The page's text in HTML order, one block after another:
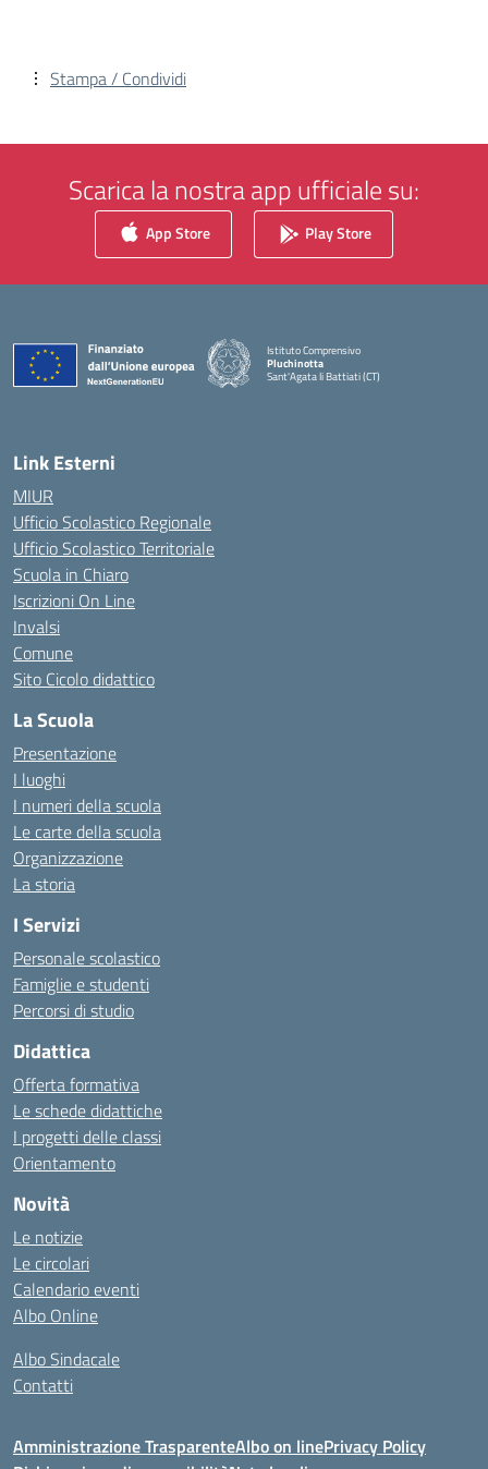
Stampa / Condividi
Scarica la nostra app ufficiale su:
App Store Play Store
Istituto Comprensivo
Pluchinotta
Sant'Agata li Battiati (CT)
— Visita la pagina iniziale della scuola
Link Esterni
MIUR
Ufficio Scolastico Regionale
Ufficio Scolastico Territoriale
Scuola in Chiaro
Iscrizioni On Line
Invalsi
Comune
Sito Cicolo didattico
La Scuola
Presentazione
I luoghi
I numeri della scuola
Le carte della scuola
Organizzazione
La storia
I Servizi
Personale scolastico
Famiglie e studenti
Percorsi di studio
Didattica
Offerta formativa
Le schede didattiche
I progetti delle classi
Orientamento
Novità
Le notizie
Le circolari
Calendario eventi
Albo Online
Albo Sindacale
Contatti
Amministrazione TrasparenteAlbo on linePrivacy Policy